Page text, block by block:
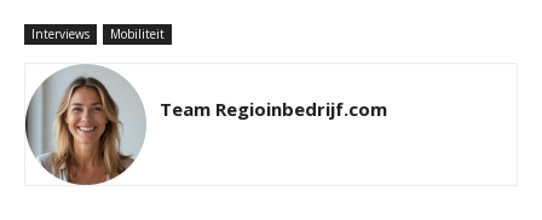
Interviews Mobiliteit
Team Regioinbedrijf.com